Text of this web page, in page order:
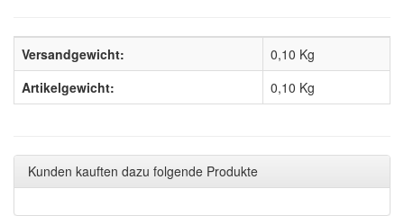
Versandgewicht:
0,10 Kg
Artikelgewicht:
0,10 Kg
Kunden kauften dazu folgende Produkte